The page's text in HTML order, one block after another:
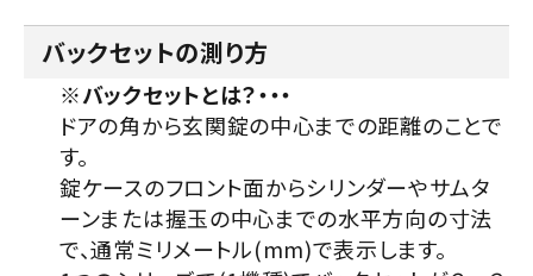
バックセットの測り方
※バックセットとは？・・・
ドアの角から玄関錠の中心までの距離のことで
す。
錠ケースのフロント面からシリンダーやサムタ
ーンまたは握玉の中心までの水平方向の寸法
で、通常ミリメートル(mm)で表示します。